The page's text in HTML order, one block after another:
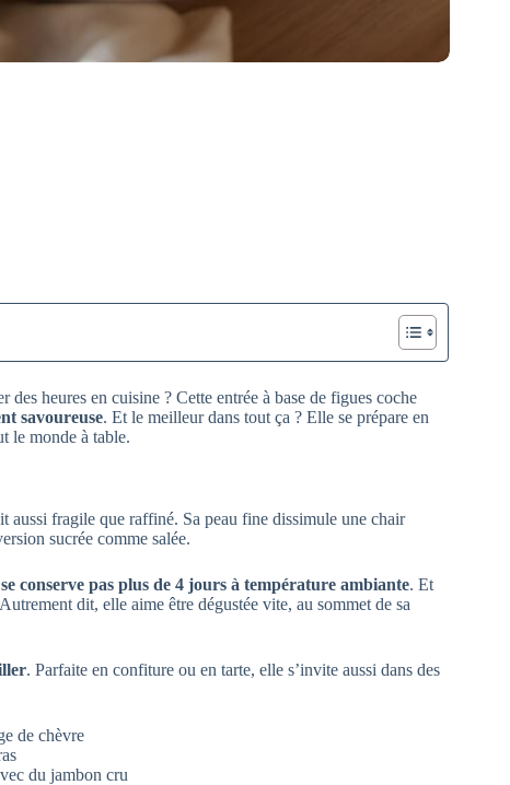
des heures en cuisine ? Cette entrée à base de figues coche
savoureuse. Et le meilleur dans tout ça ? Elle se prépare en
le monde à table.
aussi fragile que raffiné. Sa peau fine dissimule une chair
sucrée comme salée.
conserve pas plus de 4 jours à température ambiante. Et
dit, elle aime être dégustée vite, au sommet de sa
. Parfaite en confiture ou en tarte, elle s’invite aussi dans des
de chèvre
du jambon cru